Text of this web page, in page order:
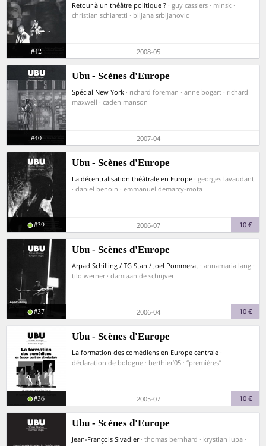
Retour à un théâtre politique ? · guy cassiers · minsk ·
christian schiaretti · biljana srbljanovic
#42 2008-05
Ubu - Scènes d'Europe
Spécial New York · richard foreman · anne bogart · richard
maxwell · caden manson
#40 2007-04
Ubu - Scènes d'Europe
La décentralisation théâtrale en Europe · georges lavaudant
· daniel benoin · emmanuel demarcy-mota
#39 2006-07 10 €
Ubu - Scènes d'Europe
Arpad Schilling / TG Stan / Joel Pommerat · annamaria lang ·
tilo werner · damiaan de schrijver
#37 2006-04 10 €
Ubu - Scènes d'Europe
La formation des comédiens en Europe centrale ·
déclaration de bologne · berthier’05 · “premières”
#36 2005-07 10 €
Ubu - Scènes d'Europe
Jean-François Sivadier · thomas bernhard · krystian lupa ·